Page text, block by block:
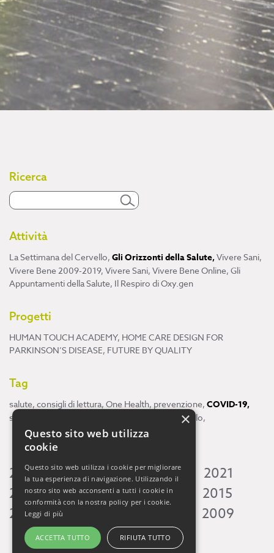
Ricerca
Attività
La Settimana del Cervello, Gli Orizzonti della Salute,Vivere Sani,
Vivere Bene 2009-2019, Vivere Sani, Vivere Bene Online, Gli
Appuntamenti della Salute, Il Respiro di Oxy.gen
Progetti
HUMAN TOUCH ACADEMY, HOME CARE DESIGN FOR
PARKINSON’S DISEASE, FUTURE BY QUALITY
Tag
salute, consigli di lettura, One Health, prevenzione, COVID-19,
scienza cervello,
2026 2025 2024 2023 2022
2021
2020 2019 2018 2017 2016
2015
2014 2013 2009
×
Questo sito web utilizza
cookie
Questo sito web utilizza i cookie per migliorare
la tua esperienza di navigazione. Utilizzando il
nostro sito web acconsenti a tutti i cookie in
conformità con la nostra policy per i cookie.
Leggi di più
ACCETTA TUTTO RIFIUTA TUTTO